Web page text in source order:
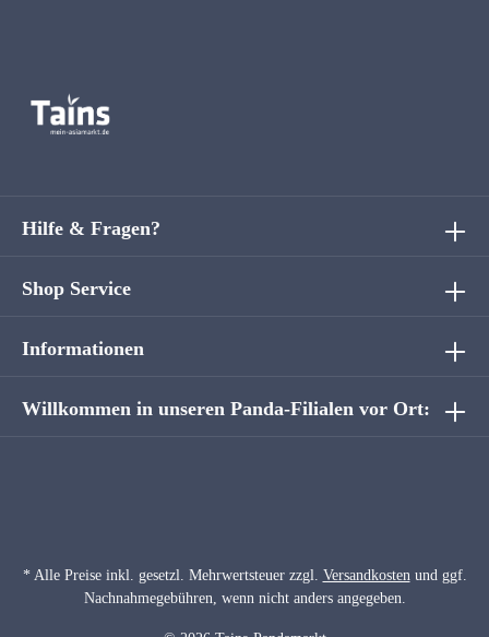
Willkommen in unseren Panda-Filialen vor Ort:
Hilfe & Fragen?
Shop Service
Informationen
* Alle Preise inkl. gesetzl. Mehrwertsteuer zzgl. Versandkostenund ggf.
Nachnahmegebühren, wenn nicht anders angegeben.